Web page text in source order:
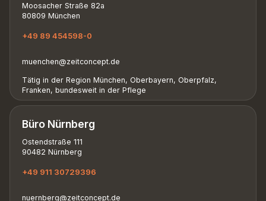
Moosacher Straße 82a
80809 München
+49 89 454598-0
muenchen@zeitconcept.de
Tätig in der Region München, Oberbayern, Oberpfalz,
Franken, bundesweit in der Pflege
Büro Nürnberg
Ostendstraße 111
90482 Nürnberg
+49 911 30729396
nuernberg@zeitconcept.de